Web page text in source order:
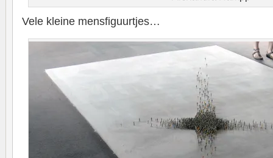
Vele kleine mensfiguurtjes…